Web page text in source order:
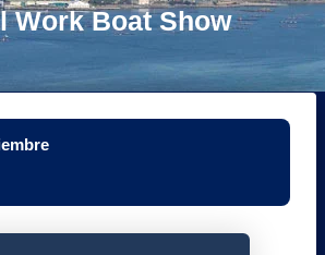
Work Boat Show